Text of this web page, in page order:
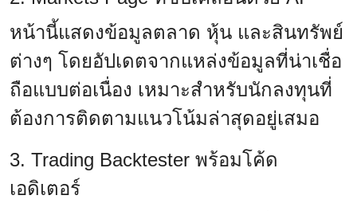
หน้านี้แสดงข้อมูลตลาด หุ้น และสินทรัพย์
ต่างๆ โดยอัปเดตจากแหล่งข้อมูลที่น่าเชื่อ
ถือแบบต่อเนื่อง เหมาะสำหรับนักลงทุนที่
ต้องการติดตามแนวโน้มล่าสุดอยู่เสมอ
3. Trading Backtester พร้อมโค้ด
เอดิเตอร์